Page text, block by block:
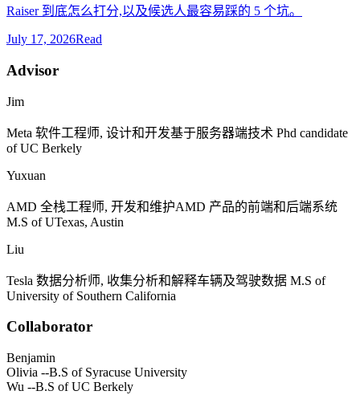
Raiser 到底怎么打分,以及候选人最容易踩的 5 个坑。
July 17, 2026Read
Advisor
Jim
Meta 软件工程师, 设计和开发基于服务器端技术 Phd candidate
of UC Berkely
Yuxuan
AMD 全栈工程师, 开发和维护AMD 产品的前端和后端系统
M.S of UTexas, Austin
Liu
Tesla 数据分析师, 收集分析和解释车辆及驾驶数据 M.S of
University of Southern California
Collaborator
Benjamin
Olivia --B.S of Syracuse University
Wu --B.S of UC Berkely